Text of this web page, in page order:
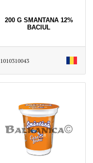
200 G SMANTANA 12%
BACIUL
1010310043